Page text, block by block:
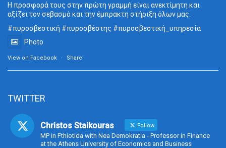
Η προσφορά τους στην πρώτη γραμμή είναι ανεκτίμητη και
αξίζει τον σεβασμό και την έμπρακτη στήριξη όλων μας.
#πυροσβεστική #πυροσβέστης #πυροσβεστική_ υπηρεσία
Photo
View on Facebook · Share
TWITTER
Christos Staikouras Follow
MP in Fthiotida with Nea Demokratia - Professor in Finance
at the Athens University of Economics and Business